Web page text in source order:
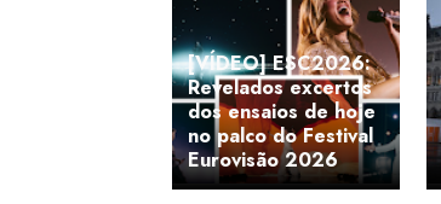
[VÍDEO] ESC2026:
Revelados excertos
dos ensaios de hoje
no palco do Festival
Eurovisão 2026